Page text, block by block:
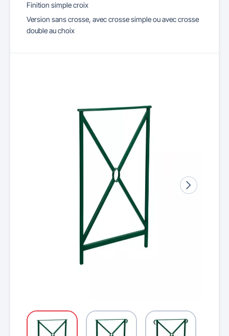
Finition simple croix
Version sans crosse, avec crosse simple ou avec crosse
double au choix